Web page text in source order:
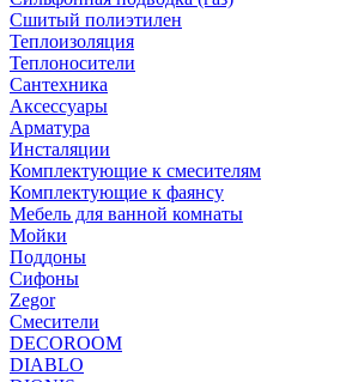
Сшитый полиэтилен
Теплоизоляция
Теплоносители
Сантехника
Аксессуары
Арматура
Инсталяции
Комплектующие к смесителям
Комплектующие к фаянсу
Мебель для ванной комнаты
Мойки
Поддоны
Сифоны
Zegor
Смесители
DECOROOM
DIABLO